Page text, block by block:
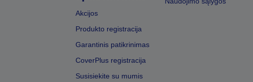
Akcijos
Produkto registracija
Garantinis patikrinimas
CoverPlus registracija
Susisiekite su mumis